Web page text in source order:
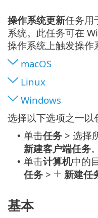
操作系统更新任务用
系统。此任务可在
操作系统上触发操作
macOS
Linux
Windows
选择以下选项之一以
• 单击任务 > 选择
新建客户端任务。
• 单击计算机中的
任务 > 新建任
基本